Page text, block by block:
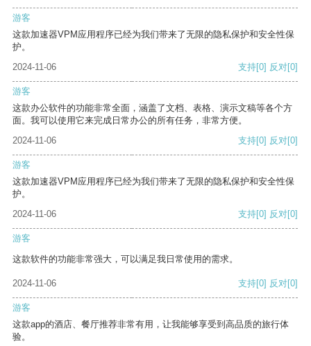
游客
这款加速器VPM应用程序已经为我们带来了无限的隐私保护和安全性保
护。
2024-11-06
支持[0] 反对[0]
游客
这款办公软件的功能非常全面，涵盖了文档、表格、演示文稿等各个方
面。我可以使用它来完成日常办公的所有任务，非常方便。
2024-11-06
支持[0] 反对[0]
游客
这款加速器VPM应用程序已经为我们带来了无限的隐私保护和安全性保
护。
2024-11-06
支持[0] 反对[0]
游客
这款软件的功能非常强大，可以满足我日常使用的需求。
2024-11-06 支持[0] 反对[0]
游客
这款app的酒店、餐厅推荐非常有用，让我能够享受到高品质的旅行体
验。